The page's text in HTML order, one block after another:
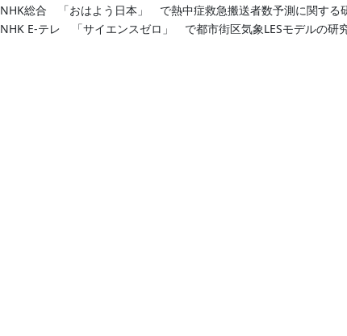
NHK総合 「おはよう日本」 で熱中症救急搬送者数予測に関する
NHK E-テレ 「サイエンスゼロ」 で都市街区気象LESモデルの研究